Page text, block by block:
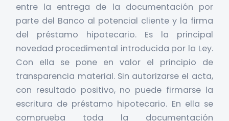
entre la entrega de la documentación por
parte del Banco al potencial cliente y la firma
del préstamo hipotecario. Es la principal
novedad procedimental introducida por la Ley.
Con ella se pone en valor el principio de
transparencia material. Sin autorizarse el acta,
con resultado positivo, no puede firmarse la
escritura de préstamo hipotecario. En ella se
comprueba toda la documentación